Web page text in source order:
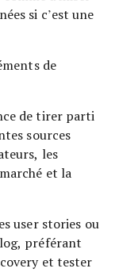
si c’est une
de
de tirer parti
sources
les
et la
user stories ou
préférant
et tester